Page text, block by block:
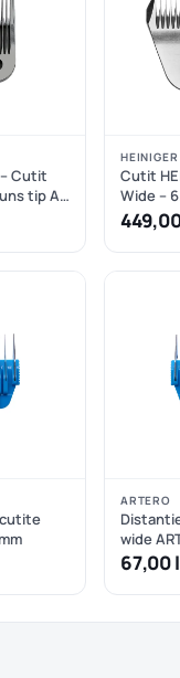
– Cutit
tip A5
HEINIGER
Cutit
Wide –
ARTERO
wide
67,00